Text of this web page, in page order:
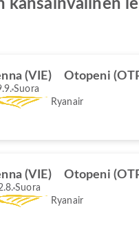
(VIE) Otopeni
Suora
Ryanair
(VIE) Otopeni
Suora
Ryanair